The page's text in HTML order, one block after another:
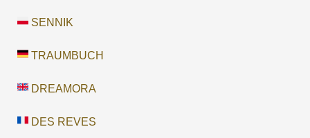
SENNIK
TRAUMBUCH
DREAMORA
DES REVES